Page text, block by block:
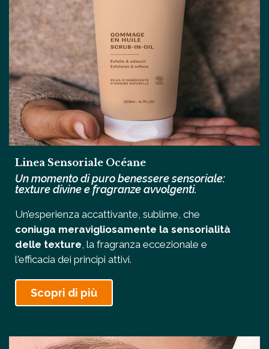
Linea Sensoriale Océane
Un momento di puro benessere sensoriale:
texture divine e fragranze avvolgenti.
Un’esperienza accattivante, sublime, che
coniuga meravigliosamente la sensorialità
delle texture, la fragranza eccezionale e
l'efficacia dei principi attivi.
Scopri di più